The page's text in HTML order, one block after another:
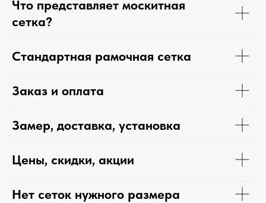
Что представляет москитная
сетка?
Стандартная рамочная сетка
Заказ и оплата
Замер, доставка, установка
Цены, скидки, акции
Нет сеток нужного размера